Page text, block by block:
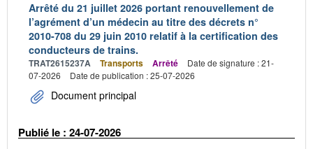
Arrêté du 21 juillet 2026 portant renouvellement de
l’agrément d’un médecin au titre des décrets n°
2010-708 du 29 juin 2010 relatif à la certification des
conducteurs de trains.
TRAT2615237A Transports Arrêté
Date de signature : 21-
07-2026
Date de publication : 25-07-2026
Document principal
Publié le : 24-07-2026